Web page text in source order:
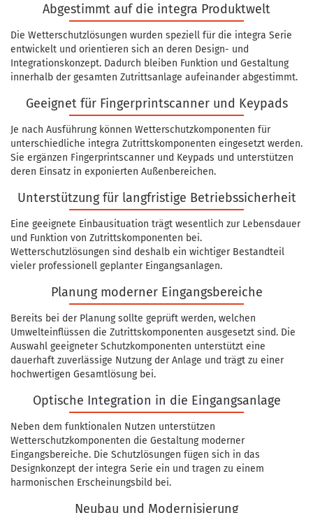
Abgestimmt auf die integra Produktwelt
Die Wetterschutzlösungen wurden speziell für die integra Serie
entwickelt und orientieren sich an deren Design- und
Integrationskonzept. Dadurch bleiben Funktion und Gestaltung
innerhalb der gesamten Zutrittsanlage aufeinander abgestimmt.
Geeignet für Fingerprintscanner und Keypads
Je nach Ausführung können Wetterschutzkomponenten für
unterschiedliche integra Zutrittskomponenten eingesetzt werden.
Sie ergänzen Fingerprintscanner und Keypads und unterstützen
deren Einsatz in exponierten Außenbereichen.
Unterstützung für langfristige Betriebssicherheit
Eine geeignete Einbausituation trägt wesentlich zur Lebensdauer
und Funktion von Zutrittskomponenten bei.
Wetterschutzlösungen sind deshalb ein wichtiger Bestandteil
vieler professionell geplanter Eingangsanlagen.
Planung moderner Eingangsbereiche
Bereits bei der Planung sollte geprüft werden, welchen
Umwelteinflüssen die Zutrittskomponenten ausgesetzt sind. Die
Auswahl geeigneter Schutzkomponenten unterstützt eine
dauerhaft zuverlässige Nutzung der Anlage und trägt zu einer
hochwertigen Gesamtlösung bei.
Optische Integration in die Eingangsanlage
Neben dem funktionalen Nutzen unterstützen
Wetterschutzkomponenten die Gestaltung moderner
Eingangsbereiche. Die Schutzlösungen fügen sich in das
Designkonzept der integra Serie ein und tragen zu einem
harmonischen Erscheinungsbild bei.
Neubau und Modernisierung